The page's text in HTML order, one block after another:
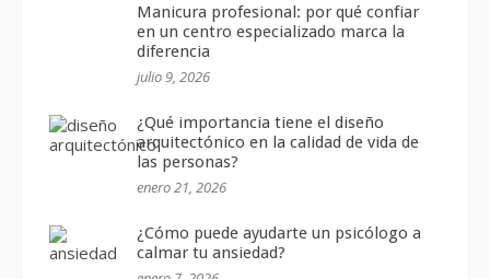
Manicura profesional: por qué confiar
en un centro especializado marca la
diferencia
julio 9, 2026
¿Qué importancia tiene el diseño
arquitectónico en la calidad de vida de
las personas?
enero 21, 2026
¿Cómo puede ayudarte un psicólogo a
calmar tu ansiedad?